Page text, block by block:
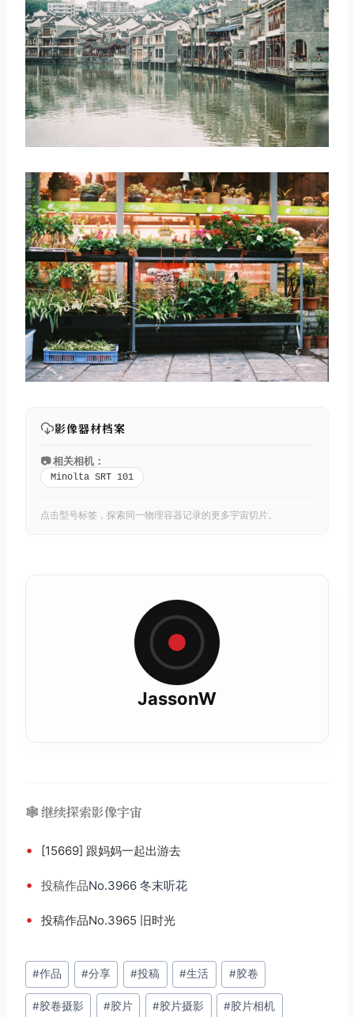
影像器材档案
📷 相关相机：
Minolta SRT 101
点击型号标签，探索同一物理容器记录的更多宇宙切片。
JassonW
🕸️ 继续探索影像宇宙
• [15669] 跟妈妈一起出游去
• 投稿作品No.3966 冬末听花
• 投稿作品No.3965 旧时光
文
章
标
#作品 #分享 #投稿 #生活 #胶卷
#胶卷摄影 #胶片 #胶片摄影 #胶片相机
搜索